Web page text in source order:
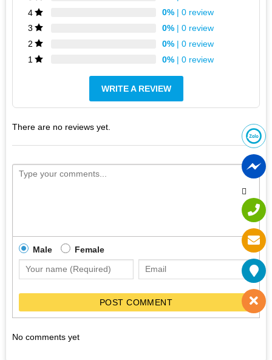
4
0% | 0 review
3
0% | 0 review
2
0% | 0 review
1
0% | 0 review
WRITE A REVIEW
There are no reviews yet.
Male Female
POST COMMENT
No comments yet